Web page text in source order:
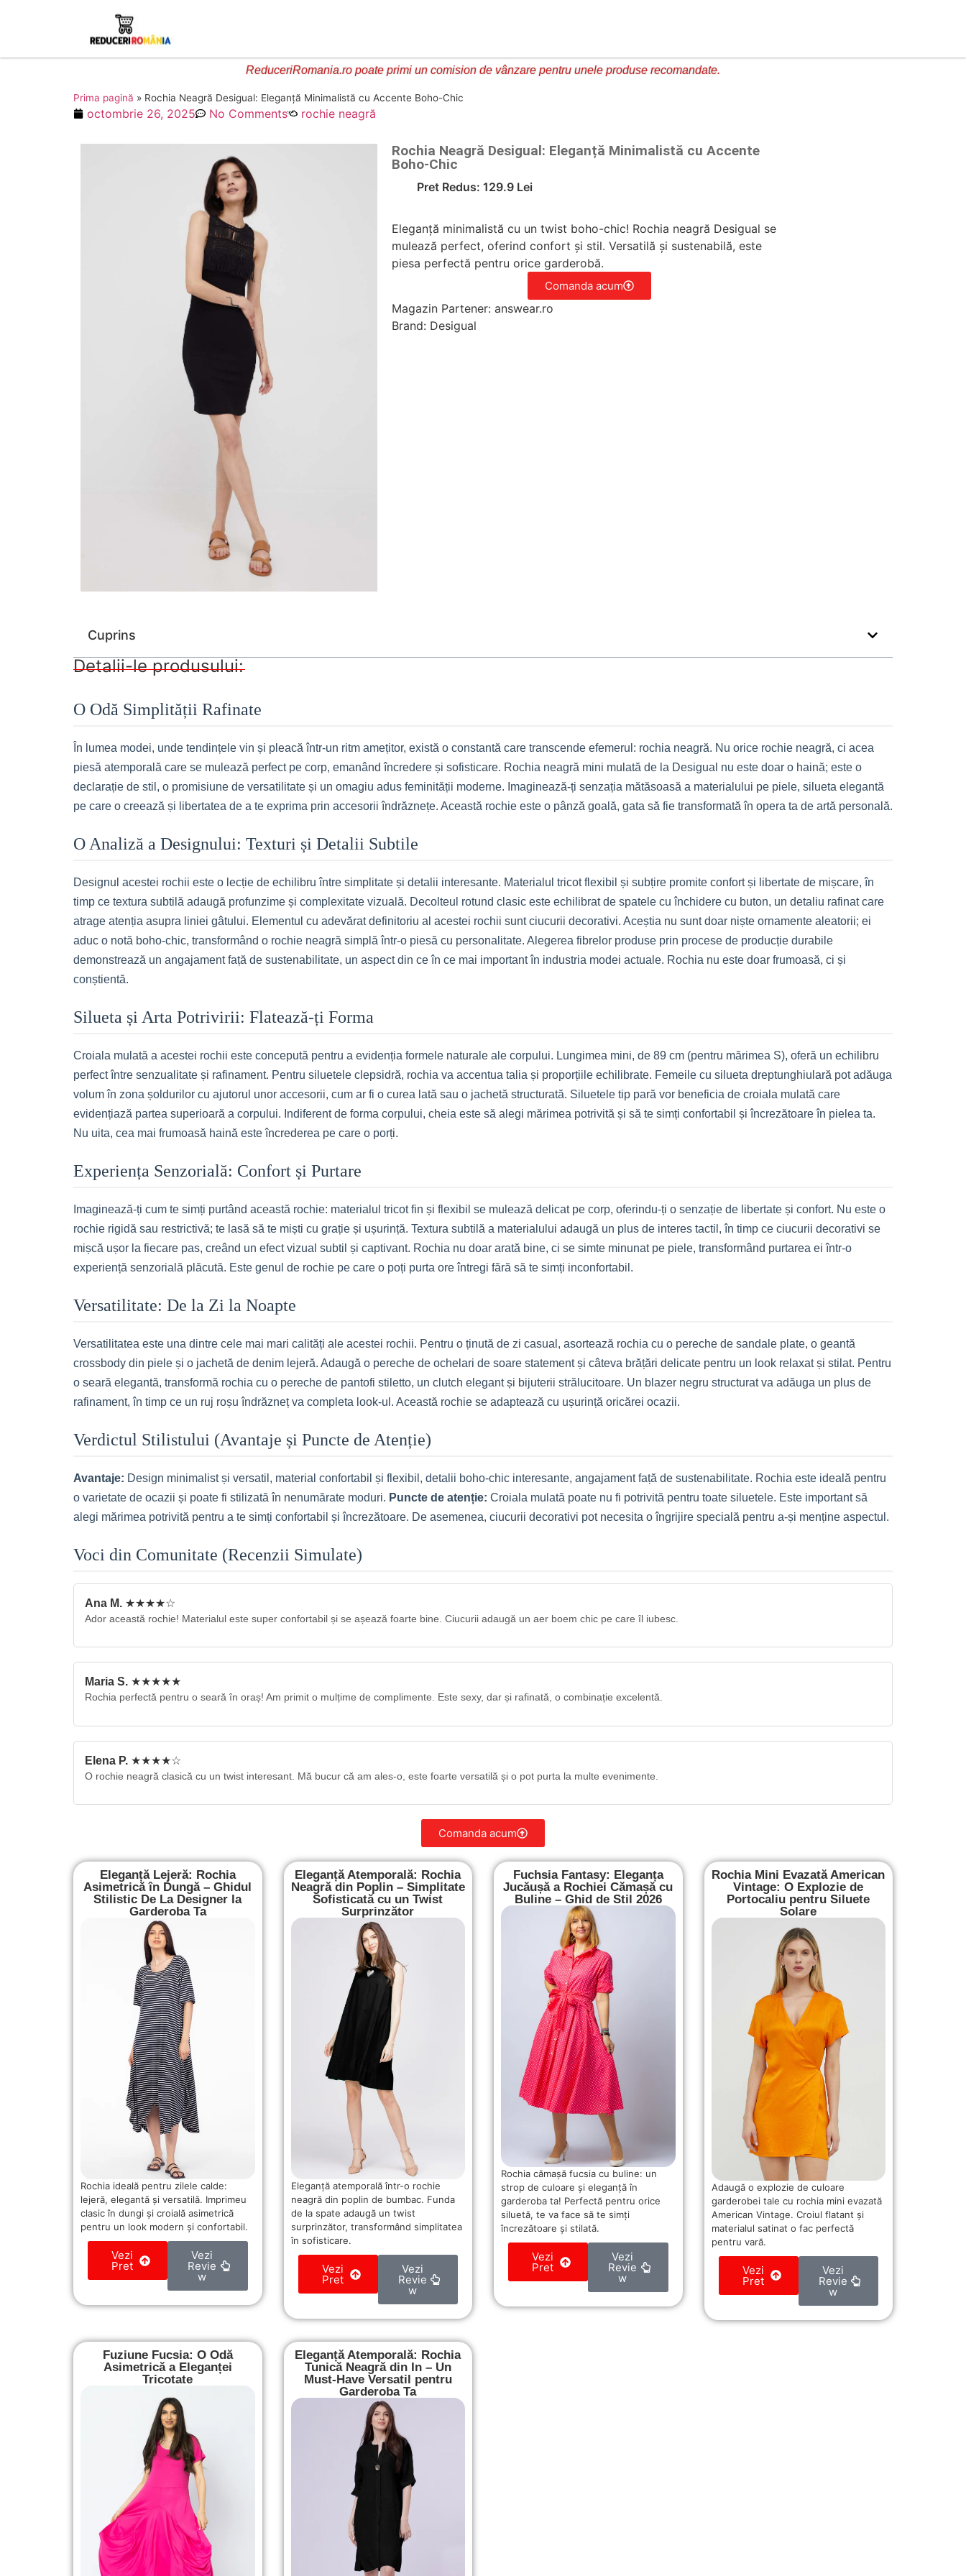
ReduceriRomania.ro poate primi un comision de vânzare pentru unele produse recomandate.
Prima pagină » Rochia Neagră Desigual: Eleganță Minimalistă cu Accente Boho-Chic
octombrie 26, 2025 No Comments rochie neagră
Rochia Neagră Desigual: Eleganță Minimalistă cu Accente
Boho-Chic
Pret Redus: 129.9 Lei
Eleganță minimalistă cu un twist boho-chic! Rochia neagră Desigual se
mulează perfect, oferind confort și stil. Versatilă și sustenabilă, este
piesa perfectă pentru orice garderobă.
Comanda acum
Magazin Partener: answear.ro
Brand: Desigual
Cuprins
Detalii-le produsului:
O Odă Simplității Rafinate
În lumea modei, unde tendințele vin și pleacă într-un ritm amețitor, există o constantă care transcende efemerul: rochia neagră. Nu orice rochie neagră, ci acea
piesă atemporală care se mulează perfect pe corp, emanând încredere și sofisticare. Rochia neagră mini mulată de la Desigual nu este doar o haină; este o
declarație de stil, o promisiune de versatilitate și un omagiu adus feminității moderne. Imaginează-ți senzația mătăsoasă a materialului pe piele, silueta elegantă
pe care o creează și libertatea de a te exprima prin accesorii îndrăznețe. Această rochie este o pânză goală, gata să fie transformată în opera ta de artă personală.
O Analiză a Designului: Texturi și Detalii Subtile
Designul acestei rochii este o lecție de echilibru între simplitate și detalii interesante. Materialul tricot flexibil și subțire promite confort și libertate de mișcare, în
timp ce textura subtilă adaugă profunzime și complexitate vizuală. Decolteul rotund clasic este echilibrat de spatele cu închidere cu buton, un detaliu rafinat care
atrage atenția asupra liniei gâtului. Elementul cu adevărat definitoriu al acestei rochii sunt ciucurii decorativi. Aceștia nu sunt doar niște ornamente aleatorii; ei
aduc o notă boho-chic, transformând o rochie neagră simplă într-o piesă cu personalitate. Alegerea fibrelor produse prin procese de producție durabile
demonstrează un angajament față de sustenabilitate, un aspect din ce în ce mai important în industria modei actuale. Rochia nu este doar frumoasă, ci și
conștientă.
Silueta și Arta Potrivirii: Flatează-ți Forma
Croiala mulată a acestei rochii este concepută pentru a evidenția formele naturale ale corpului. Lungimea mini, de 89 cm (pentru mărimea S), oferă un echilibru
perfect între senzualitate și rafinament. Pentru siluetele clepsidră, rochia va accentua talia și proporțiile echilibrate. Femeile cu silueta dreptunghiulară pot adăuga
volum în zona șoldurilor cu ajutorul unor accesorii, cum ar fi o curea lată sau o jachetă structurată. Siluetele tip pară vor beneficia de croiala mulată care
evidențiază partea superioară a corpului. Indiferent de forma corpului, cheia este să alegi mărimea potrivită și să te simți confortabil și încrezătoare în pielea ta.
Nu uita, cea mai frumoasă haină este încrederea pe care o porți.
Experiența Senzorială: Confort și Purtare
Imaginează-ți cum te simți purtând această rochie: materialul tricot fin și flexibil se mulează delicat pe corp, oferindu-ți o senzație de libertate și confort. Nu este o
rochie rigidă sau restrictivă; te lasă să te miști cu grație și ușurință. Textura subtilă a materialului adaugă un plus de interes tactil, în timp ce ciucurii decorativi se
mișcă ușor la fiecare pas, creând un efect vizual subtil și captivant. Rochia nu doar arată bine, ci se simte minunat pe piele, transformând purtarea ei într-o
experiență senzorială plăcută. Este genul de rochie pe care o poți purta ore întregi fără să te simți inconfortabil.
Versatilitate: De la Zi la Noapte
Versatilitatea este una dintre cele mai mari calități ale acestei rochii. Pentru o ținută de zi casual, asortează rochia cu o pereche de sandale plate, o geantă
crossbody din piele și o jachetă de denim lejeră. Adaugă o pereche de ochelari de soare statement și câteva brățări delicate pentru un look relaxat și stilat. Pentru
o seară elegantă, transformă rochia cu o pereche de pantofi stiletto, un clutch elegant și bijuterii strălucitoare. Un blazer negru structurat va adăuga un plus de
rafinament, în timp ce un ruj roșu îndrăzneț va completa look-ul. Această rochie se adaptează cu ușurință oricărei ocazii.
Verdictul Stilistului (Avantaje și Puncte de Atenție)
Avantaje: Design minimalist și versatil, material confortabil și flexibil, detalii boho-chic interesante, angajament față de sustenabilitate. Rochia este ideală pentru
o varietate de ocazii și poate fi stilizată în nenumărate moduri. Puncte de atenție: Croiala mulată poate nu fi potrivită pentru toate siluetele. Este important să
alegi mărimea potrivită pentru a te simți confortabil și încrezătoare. De asemenea, ciucurii decorativi pot necesita o îngrijire specială pentru a-și menține aspectul.
Voci din Comunitate (Recenzii Simulate)
Ana M. ★★★★☆
Ador această rochie! Materialul este super confortabil și se așează foarte bine. Ciucurii adaugă un aer boem chic pe care îl iubesc.
Maria S. ★★★★★
Rochia perfectă pentru o seară în oraș! Am primit o mulțime de complimente. Este sexy, dar și rafinată, o combinație excelentă.
Elena P. ★★★★☆
O rochie neagră clasică cu un twist interesant. Mă bucur că am ales-o, este foarte versatilă și o pot purta la multe evenimente.
Comanda acum
Eleganță Lejeră: Rochia
Asimetrică în Dungă – Ghidul
Stilistic De La Designer la
Garderoba Ta
Rochia ideală pentru zilele calde:
lejeră, elegantă și versatilă. Imprimeu
clasic în dungi și croială asimetrică
pentru un look modern și confortabil.
Vezi
Pret
Vezi
Revie
w
Eleganță Atemporală: Rochia
Neagră din Poplin – Simplitate
Sofisticată cu un Twist
Surprinzător
Eleganță atemporală într-o rochie
neagră din poplin de bumbac. Funda
de la spate adaugă un twist
surprinzător, transformând simplitatea
în sofisticare.
Vezi
Pret
Vezi
Revie
w
Fuchsia Fantasy: Eleganța
Jucăușă a Rochiei Cămașă cu
Buline – Ghid de Stil 2026
Rochia cămașă fucsia cu buline: un
strop de culoare și eleganță în
garderoba ta! Perfectă pentru orice
siluetă, te va face să te simți
încrezătoare și stilată.
Vezi
Pret
Vezi
Revie
w
Rochia Mini Evazată American
Vintage: O Explozie de
Portocaliu pentru Siluete
Solare
Adaugă o explozie de culoare
garderobei tale cu rochia mini evazată
American Vintage. Croiul flatant și
materialul satinat o fac perfectă
pentru vară.
Vezi
Pret
Vezi
Revie
w
Fuziune Fucsia: O Odă
Asimetrică a Eleganței
Tricotate
Eleganță Atemporală: Rochia
Tunică Neagră din In – Un
Must-Have Versatil pentru
Garderoba Ta